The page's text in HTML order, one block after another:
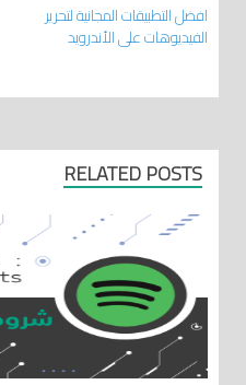
افضل التطبيقات المجانية لتحرير
الفيديوهات على الأندرويد
RELATED POSTS